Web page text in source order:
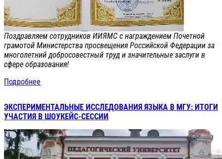
Поздравляем сотрудников ИИЯМС с награждением Почетной
грамотой Министерства просвещения Российской Федерации за
многолетний добросовестный труд и значительные заслуги в
сфере образования!
Подробнее
ЭКСПЕРИМЕНТАЛЬНЫЕ ИССЛЕДОВАНИЯ ЯЗЫКА В МГУ: ИТОГИ
УЧАСТИЯ В ШОУКЕЙС-СЕССИИ